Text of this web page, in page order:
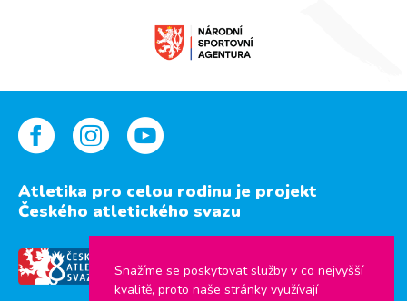
Atletika pro celou rodinu je projekt
Českého atletického svazu
Snažíme se poskytovat služby v co nejvyšší
kvalitě, proto naše stránky využívají